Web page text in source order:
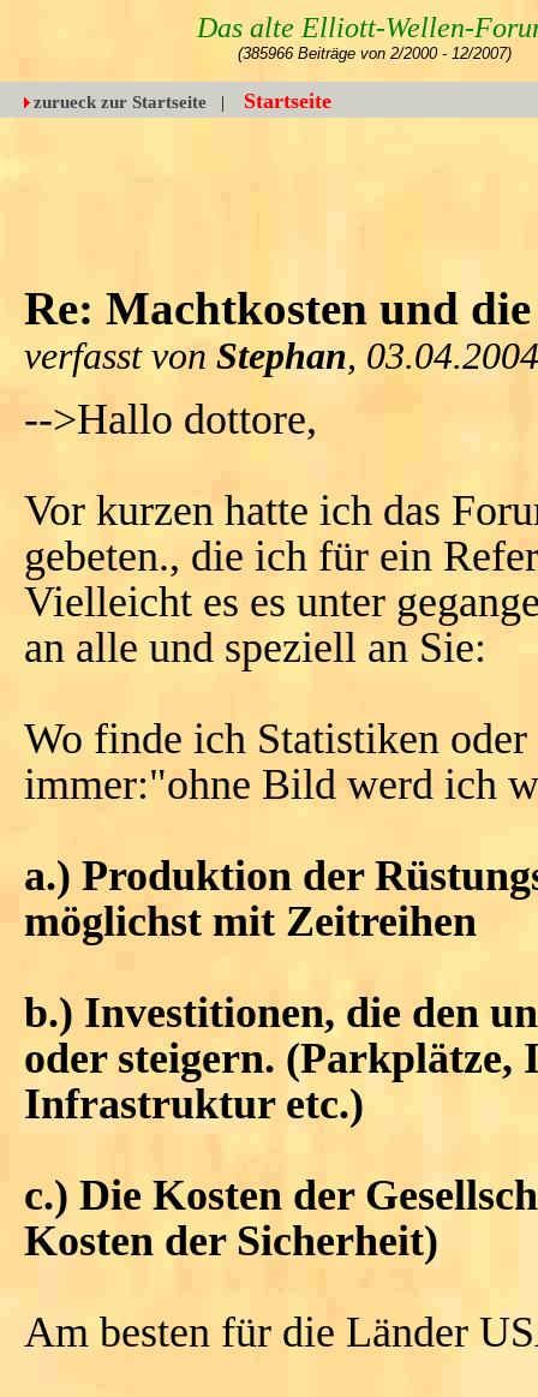
Das alte Elliott-Wellen-
(385966 Beiträge von 2/2000 - 12/2007)
zurueck zur Startseite | Startseite
Re: Machtkosten und
verfasst von Stephan,
-->Hallo dottore,
Vor kurzen hatte ich das
gebeten., die ich für ein
Vielleicht es es unter
an alle und speziell an Sie:
Wo finde ich Statistiken
immer:"ohne Bild werd ich
a.) Produktion der
möglichst mit Zeitreihen
b.) Investitionen, die den
oder steigern. (Parkplätze,
Infrastruktur etc.)
c.) Die Kosten der
Kosten der Sicherheit)
Am besten für die Länder